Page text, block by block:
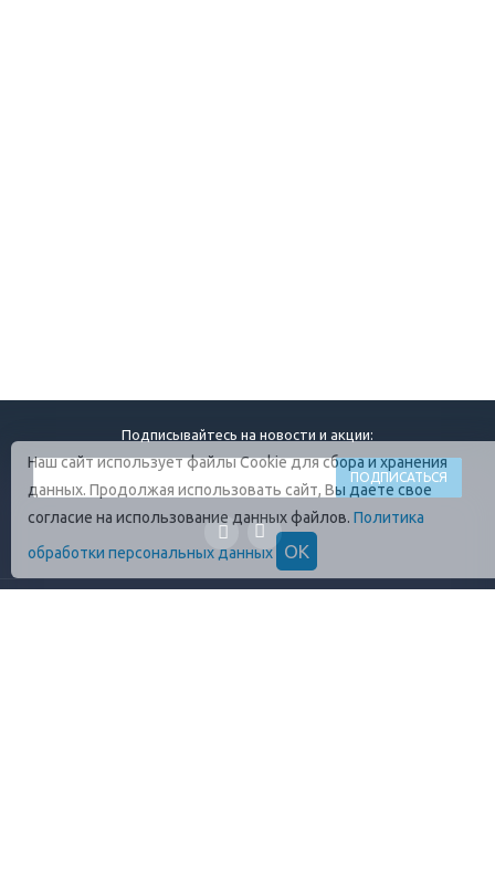
Подписывайтесь на новости и акции:
Наш сайт использует файлы Cookie для сбора и хранения
данных. Продолжая использовать сайт, Вы даете свое
согласие на использование данных файлов. Политика
обработки персональных данных
ОК